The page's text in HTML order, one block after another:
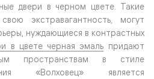
двери в черном цвете. Такие
экстравагантность, могут
нуждающиеся в контрастных
в цвете черная эмаль придают
пространствам в стиле
«Волховец» является